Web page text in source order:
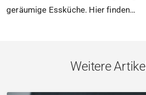
geräumige Essküche. Hier finden…
Weitere Artikel